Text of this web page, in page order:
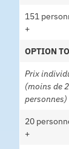
151
+
OPTION
Prix
(moins de
personnes)
20
+